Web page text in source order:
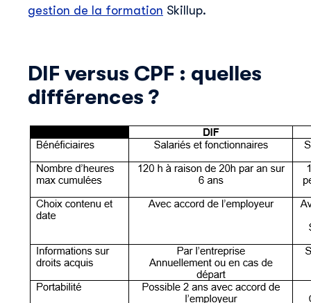
détails, consultez notrepolitique de
gestion de la formation Skillup.
DIF versus CPF : quelles
différences ?